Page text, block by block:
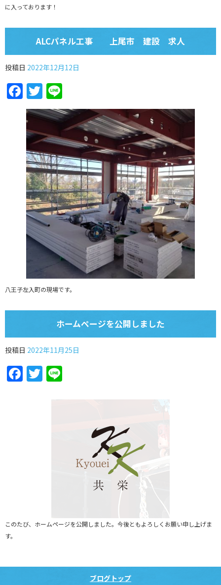
に入っております！
ALCパネル工事 上尾市 建設 求人
投稿日 2022年12月12日
Facebook
Twitter
八王子左入町の現場です。
ホームページを公開しました
投稿日 2022年11月25日
Facebook
Twitter
このたび、ホームページを公開しました。今後ともよろしくお願い申し上げま
す。
ブログトップ